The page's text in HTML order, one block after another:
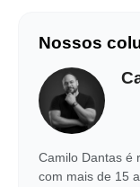
Nossos
Camilo Dantas é
com mais de 15